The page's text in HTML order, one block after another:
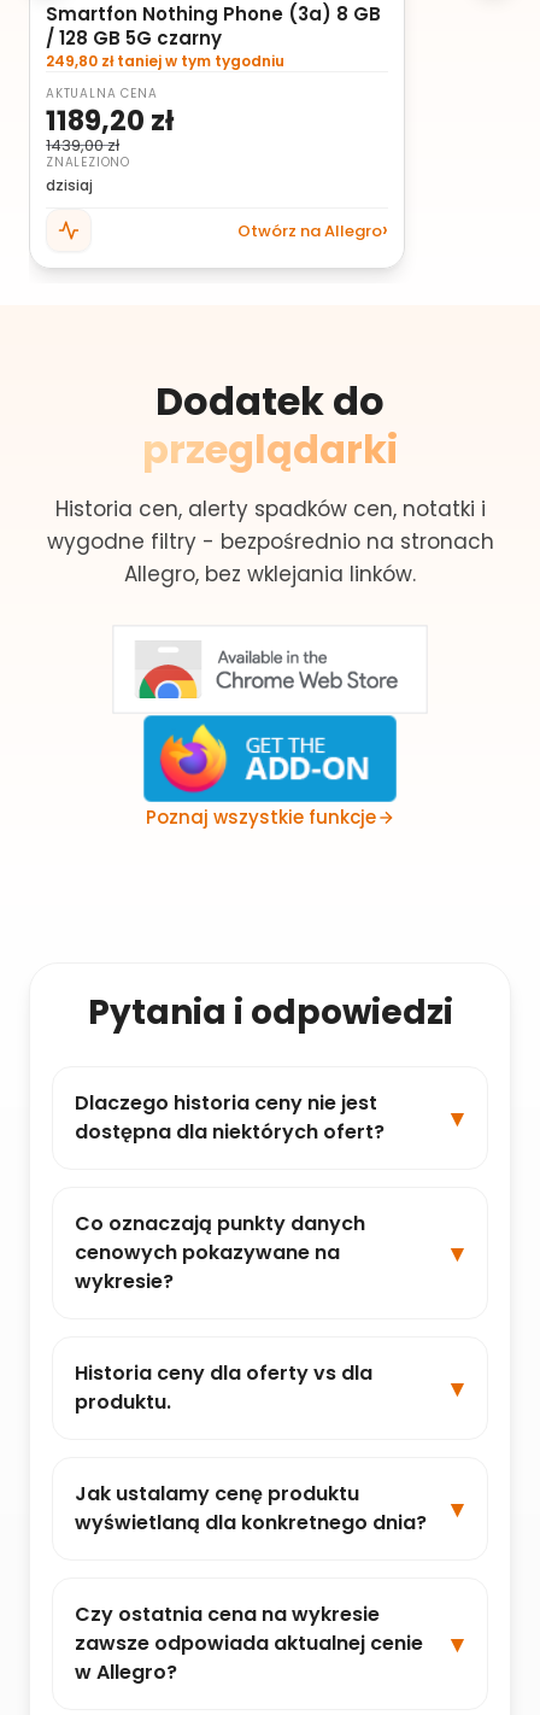
Smartfon Nothing Phone (3a) 8 GB
/ 128 GB 5G czarny
249,80 zł taniej w tym tygodniu
AKTUALNA CENA
1189,20 zł
1439,00 zł
ZNALEZIONO
dzisiaj
Otwórz na Allegro
Dodatek do
przeglądarki
Historia cen, alerty spadków cen, notatki i
wygodne filtry - bezpośrednio na stronach
Allegro, bez wklejania linków.
Poznaj wszystkie funkcje
Pytania i odpowiedzi
Dlaczego historia ceny nie jest
dostępna dla niektórych ofert?
Co oznaczają punkty danych
cenowych pokazywane na
wykresie?
Historia ceny dla oferty vs dla
produktu.
Jak ustalamy cenę produktu
wyświetlaną dla konkretnego dnia?
Czy ostatnia cena na wykresie
zawsze odpowiada aktualnej cenie
w Allegro?